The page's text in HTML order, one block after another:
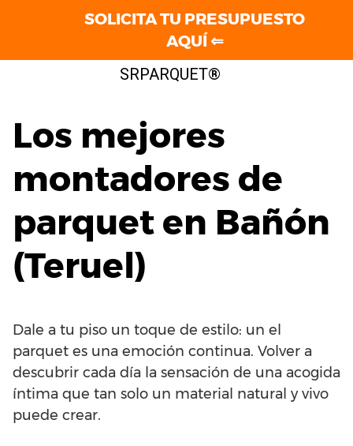
SRPARQUET®
Los mejores
montadores de
parquet en Bañón
(Teruel)
Dale a tu piso un toque de estilo: un el
parquet es una emoción continua. Volver a
descubrir cada día la sensación de una acogida
íntima que tan solo un material natural y vivo
puede crear.
SOLICITA TU PRESUPUESTO
AQUÍ ⇐